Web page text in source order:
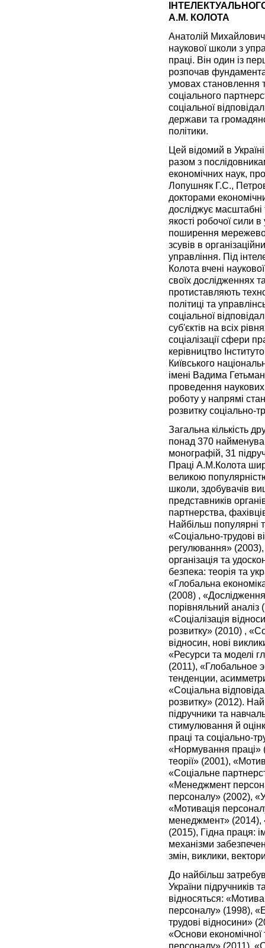
А.М. КОЛОТА
Анатолій
наукової школи з
праці. Він один із
розпочав
умовах становлення
соціального
соціальної
держави та
політики.
Цей відомий в
разом з
економічних наук,
Лопушняк Г.С.,
докторами
досліджує масштабні
якості робочої сили
поширення
зсувів в
управління. Під
Колота вчені
своїх дослідженнях
протиставляють
політиці та
соціальної
суб'єктів на всіх
соціалізації сфери
керівництво
Київського
імені Вадима
проведення наукових
роботу у напрямі
розвитку соціально-
Загальна кількість
понад 370
монографій, 31
Праці А.М.Колота
великою
школи, здобувачів
представників
партнерства,
Найбільш популярні
«Соціально-трудові
регулювання» (2003),
організація та
безпека: теорія та
«Глобальна
(2008) ,
порівняльний аналіз
«Соціалізація
розвитку» (2010) ,
відносин, нові
«Ресурси та моделі
(2011), «Глобальное
тенденции,
«Соціальна
розвитку» (2012).
підручники та
стимулювання й
праці та соціально-
«Нормування праці»
теорії» (2001),
«Соціальне
«Менеджмент
персоналу» (2002),
«Мотивація
менеджмент» (2014),
(2015), Гідна праця:
механізми
змін, виклики,
До найбільш
України підручників
відносяться:
персоналу» (1998),
трудові відносини»
«Основи економічної
персоналу» (2011),